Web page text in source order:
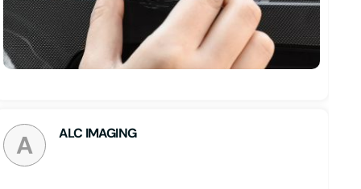
A ALC IMAGING